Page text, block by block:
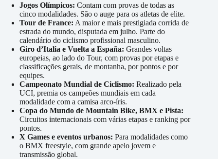
Jogos Olímpicos: Contam com provas de todas as
cinco modalidades. São o auge para os atletas de elite.
Tour de France: A maior e mais prestigiada corrida de
estrada do mundo, disputada em julho. Parte do
calendário do ciclismo profissional masculino.
Giro d’Italia e Vuelta a España: Grandes voltas
europeias, ao lado do Tour, com provas por etapas e
classificações gerais, de montanha, por pontos e por
equipes.
Campeonato Mundial de Ciclismo: Realizado pela
UCI, premia os campeões mundiais em cada
modalidade com a camisa arco-íris.
Copa do Mundo de Mountain Bike, BMX e Pista:
Circuitos internacionais com várias etapas e ranking por
pontos.
X Games e eventos urbanos: Para modalidades como
o BMX freestyle, com grande apelo jovem e
transmissão global.